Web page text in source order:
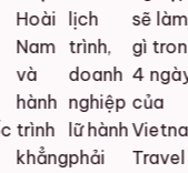
Hoài
Nam
và
hành
trình
khẳng
lịch
trình,
doanh
nghiệp
lữ hành
phải
sẽ làm
gì
4 ngày
của
Travel